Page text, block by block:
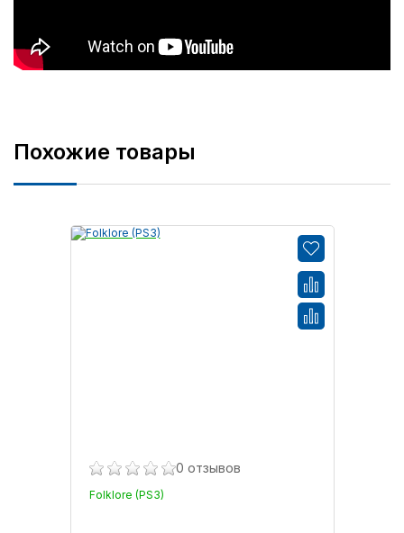
Похожие товары
0 отзывов
Folklore (PS3)